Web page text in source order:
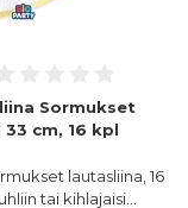
Sormukset
cm, 16 kpl
lautasliina, 16
tai kihlajaisi…